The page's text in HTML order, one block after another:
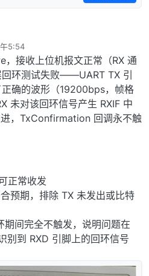
5:54
接收上位机报文正常（RX 通
回环测试失败——UART TX 引
确的波形（19200bps，帧格
未对该回环信号产生 RXIF 中
，TxConfirmation 回调永不触
正常收发
预期，排除 TX 未发出或比特
期间完全不触发，说明问题在
到 RXD 引脚上的回环信号